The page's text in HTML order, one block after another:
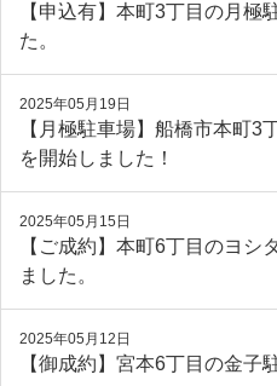
【申込有】本町3丁目の月極
た。
2025年05月19日
【月極駐車場】船橋市本町3
を開始しました！
2025年05月15日
【ご成約】本町6丁目のヨシ
ました。
2025年05月12日
【御成約】宮本6丁目の金子